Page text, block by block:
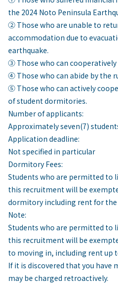
the 2024 Noto Peninsula
② Those who are unable to
accommodation due to
earthquake.
③ Those who can
④ Those who can abide by the
⑤ Those who can actively
of student dormitories.
Number of applicants:
Approximately seven(7)
Application deadline:
Not specified in particular
Dormitory Fees:
Students who are permitted to
this recruitment will be
dormitory including rent for
Note:
Students who are permitted to
this recruitment will be
to moving in, including rent up
If it is discovered that you have
may be charged retroactively.